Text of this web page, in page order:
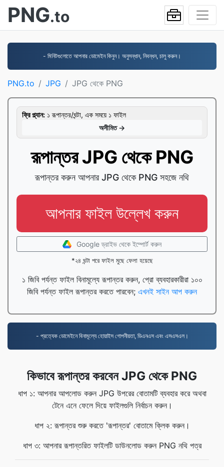
PNG.to
- মিনিটগুলোতে আপনার ডোমেইন কিনুন। অনুসন্ধান, নিবন্ধন, চালু করুন।
PNG.to JPG JPG থেকে PNG
ফ্রি প্ল্যান: ১ রূপান্তর/ঘন্টা, এক সময়ে ১ ফাইল
অসীমিত →
রূপান্তর JPG থেকে PNG
রূপান্তর করুন আপনার JPG থেকে PNG সহজে নথি
আপনার ফাইল উল্লেখ করুন
Google ড্রাইভ থেকে ইম্পোর্ট করুন
*২৪ ঘন্টা পরে ফাইল মুছে ফেলা হয়েছে
১ জিবি পর্যন্ত ফাইল বিনামূল্যে রূপান্তর করুন, প্রো ব্যবহারকারীরা ১০০
জিবি পর্যন্ত ফাইল রূপান্তর করতে পারবেন; এখনই সাইন আপ করুন
- প্রত্যেক ডোমেইনে বিনামূল্যে হোয়াইস গোপনীয়তা, ডিএনএস এবং এসএসএল।
কিভাবে রূপান্তর করবেন JPG থেকে PNG
ধাপ ১: আপনার আপলোড করুন JPG উপরের বোতামটি ব্যবহার করে অথবা
টেনে এনে ফেলে দিয়ে ফাইলগুলি নির্বাচন করুন।
ধাপ ২: রূপান্তর শুরু করতে 'রূপান্তর' বোতামে ক্লিক করুন।
ধাপ ৩: আপনার রূপান্তরিত ফাইলটি ডাউনলোড করুন PNG নথি পত্র